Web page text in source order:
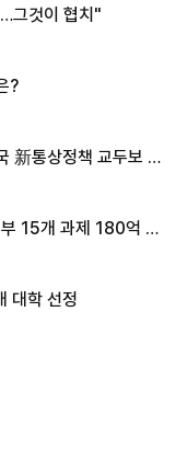
그것이 협치"
?
新통상정책 교두보 활
15개 과제 180억 지
대학 선정